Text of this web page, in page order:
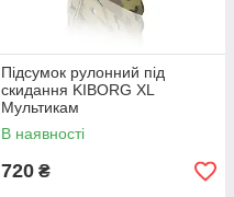
Підсумок рулонний під
скидання KIBORG XL
Мультикам
В наявності
720 ₴